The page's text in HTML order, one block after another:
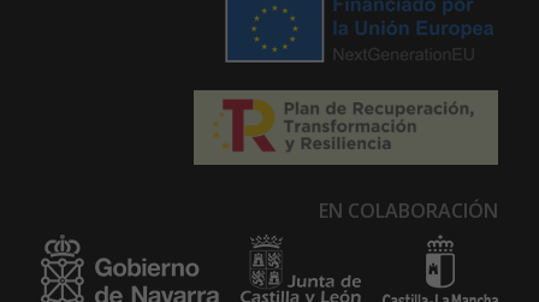
EN COLABORACIÓN